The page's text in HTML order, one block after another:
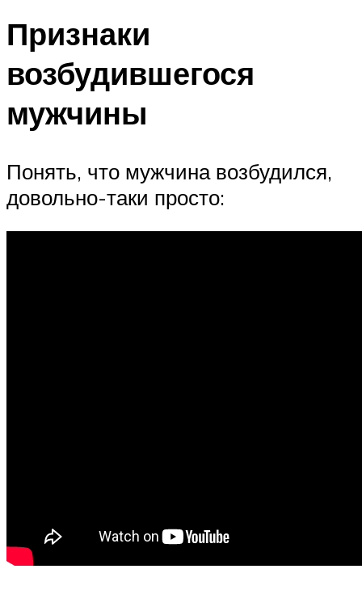
Признаки
возбудившегося
мужчины
Понять, что мужчина возбудился,
довольно-таки просто: